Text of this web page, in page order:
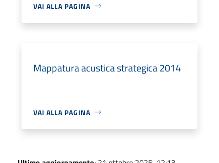
VAI ALLA PAGINA
Mappatura acustica strategica 2014
VAI ALLA PAGINA